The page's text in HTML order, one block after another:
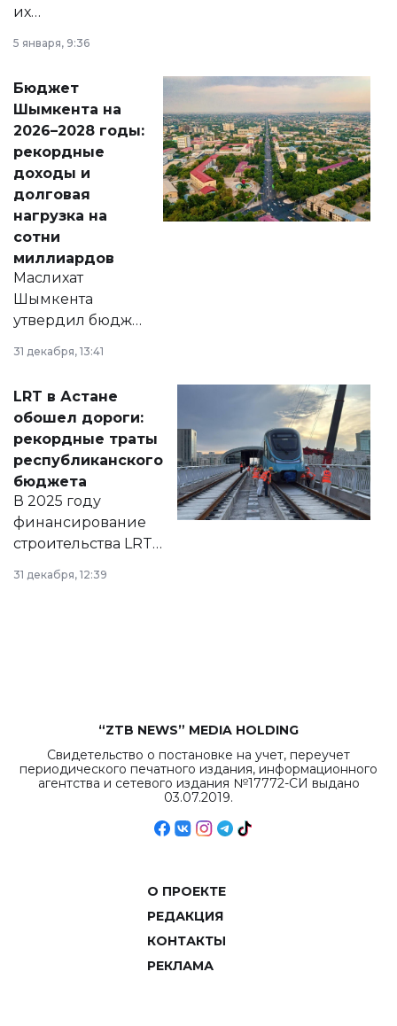
их
принести
народу
Венесуэлы.
5 января, 9:36
Бюджет
Шымкента на
2026–2028 годы:
рекордные
доходы и
долговая
нагрузка на
сотни
миллиардов
Маслихат
Шымкента
утвердил бюджет
города на 2026–
2028 годы.
документ
появился в базе
нормативных
правовых актов и
на сайте маслихат
города.
31 декабря, 13:41
LRT в Астане
обошел дороги:
рекордные траты
республиканского
бюджета
В 2025 году
финансирование
строительства LRT
в Астане из
республиканского
31 декабря, 12:39
“ZTB NEWS” MEDIA HOLDING
Свидетельство о постановке на учет, переучет
периодического печатного издания, информационного
агентства и сетевого издания №17772-СИ выдано
03.07.2019.
О ПРОЕКТЕ
РЕДАКЦИЯ
КОНТАКТЫ
РЕКЛАМА